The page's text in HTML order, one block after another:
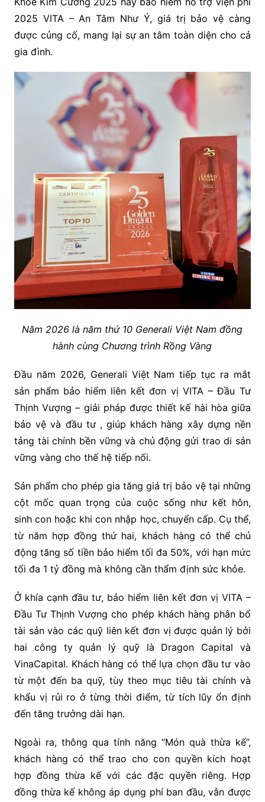
2025 VITA – An Tâm Như Ý, giá trị bảo vệ càng
được củng cố, mang lại sự an tâm toàn diện cho cả
gia đình.
Năm 2026 là năm thứ 10 Generali Việt Nam đồng
hành cùng Chương trình Rồng Vàng
Đầu năm 2026, Generali Việt Nam tiếp tục ra mắt
sản phẩm bảo hiểm liên kết đơn vị VITA – Đầu Tư
Thịnh Vượng – giải pháp được thiết kế hài hòa giữa
bảo vệ và đầu tư , giúp khách hàng xây dựng nền
tảng tài chính bền vững và chủ động gửi trao di sản
vững vàng cho thế hệ tiếp nối.
Sản phẩm cho phép gia tăng giá trị bảo vệ tại những
cột mốc quan trọng của cuộc sống như kết hôn,
sinh con hoặc khi con nhập học, chuyển cấp. Cụ thể,
từ năm hợp đồng thứ hai, khách hàng có thể chủ
động tăng số tiền bảo hiểm tối đa 50%, với hạn mức
tối đa 1 tỷ đồng mà không cần thẩm định sức khỏe.
Ở khía cạnh đầu tư, bảo hiểm liên kết đơn vị VITA –
Đầu Tư Thịnh Vượng cho phép khách hàng phân bổ
tài sản vào các quỹ liên kết đơn vị được quản lý bởi
hai công ty quản lý quỹ là Dragon Capital và
VinaCapital. Khách hàng có thể lựa chọn đầu tư vào
từ một đến ba quỹ, tùy theo mục tiêu tài chính và
khẩu vị rủi ro ở từng thời điểm, từ tích lũy ổn định
đến tăng trưởng dài hạn.
Ngoài ra, thông qua tính năng “Món quà thừa kế”,
khách hàng có thể trao cho con quyền kích hoạt
hợp đồng thừa kế với các đặc quyền riêng. Hợp
đồng thừa kế không áp dụng phí ban đầu, vẫn được